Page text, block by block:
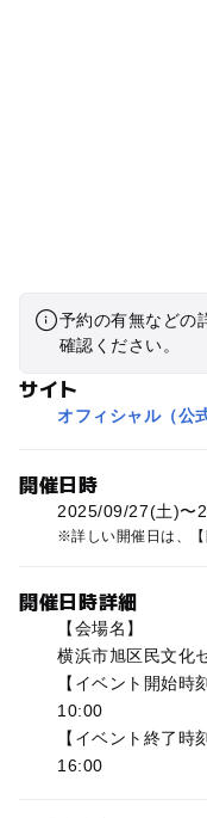
予約の有無などの
確認ください。
サイト
オフィシャル（公
開催日時
2025/09/27(土)〜
詳しい開催日は、
開催日時詳細
【会場名】
横浜市旭区民文化
【イベント開始時
10:00
【イベント終了時
16:00